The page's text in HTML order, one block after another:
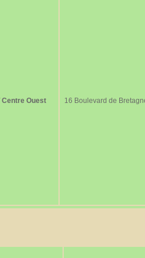
Centre Ouest 16 Boulevard de